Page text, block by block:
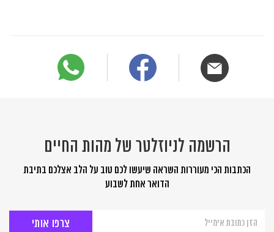
הרשמה לניוזלטר של מהות החיים
הכתבות הכי מעוררות השראה שיעשו לכם טוב על הלב אצלכם בתיבת
הדואר אחת לשבוע
לניוזלטר